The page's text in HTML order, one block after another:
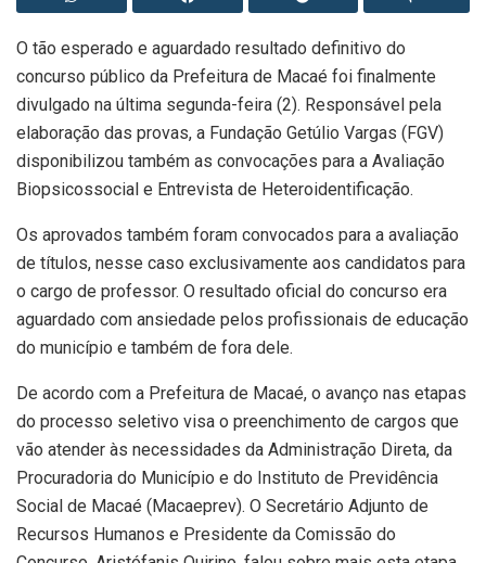
O tão esperado e aguardado resultado definitivo do
concurso público da Prefeitura de Macaé foi finalmente
divulgado na última segunda-feira (2). Responsável pela
elaboração das provas, a Fundação Getúlio Vargas (FGV)
disponibilizou também as convocações para a Avaliação
Biopsicossocial e Entrevista de Heteroidentificação.
Os aprovados também foram convocados para a avaliação
de títulos, nesse caso exclusivamente aos candidatos para
o cargo de professor. O resultado oficial do concurso era
aguardado com ansiedade pelos profissionais de educação
do município e também de fora dele.
De acordo com a Prefeitura de Macaé, o avanço nas etapas
do processo seletivo visa o preenchimento de cargos que
vão atender às necessidades da Administração Direta, da
Procuradoria do Município e do Instituto de Previdência
Social de Macaé (Macaeprev). O Secretário Adjunto de
Recursos Humanos e Presidente da Comissão do